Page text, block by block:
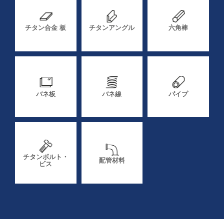
チタン合金 板 チタンアングル 六角棒
バネ板 バネ線 パイプ
チタンボルト・
ビス
配管材料